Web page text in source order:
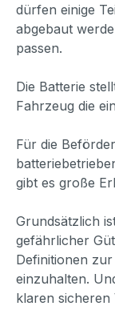
dürfen einige
abgebaut
passen.
Die Batterie
Fahrzeug die
Für die
gibt es große
Grundsätzlich
gefährlicher
Definitionen
einzuhalten.
klaren sicheren